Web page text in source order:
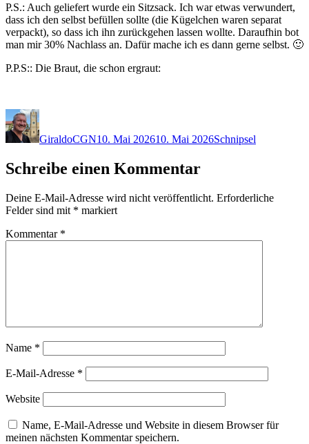
P.S.: Auch geliefert wurde ein Sitzsack. Ich war etwas verwundert,
dass ich den selbst befüllen sollte (die Kügelchen waren separat
verpackt), so dass ich ihn zurückgehen lassen wollte. Daraufhin bot
man mir 30% Nachlass an. Dafür mache ich es dann gerne selbst. 🙂
P.P.S:: Die Braut, die schon ergraut:
Autor
GiraldoCGN10. Mai 202610. Mai 2026Schnipsel
Schreibe einen Kommentar
Deine E-Mail-Adresse wird nicht veröffentlicht. Erforderliche
Felder sind mit * markiert
Kommentar *
Name *
E-Mail-Adresse *
Website
Name, E-Mail-Adresse und Website in diesem Browser für
meinen nächsten Kommentar speichern.